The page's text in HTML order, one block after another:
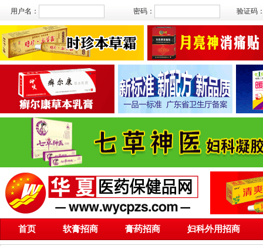
用户名： 密码： 验证码
首页 软膏招商 膏药招商 妇科外用招商